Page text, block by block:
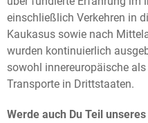
einschließlich Verkehren in
Kaukasus sowie nach
wurden kontinuierlich
sowohl innereuropäische
Transporte in Drittstaaten.
Werde auch Du Teil